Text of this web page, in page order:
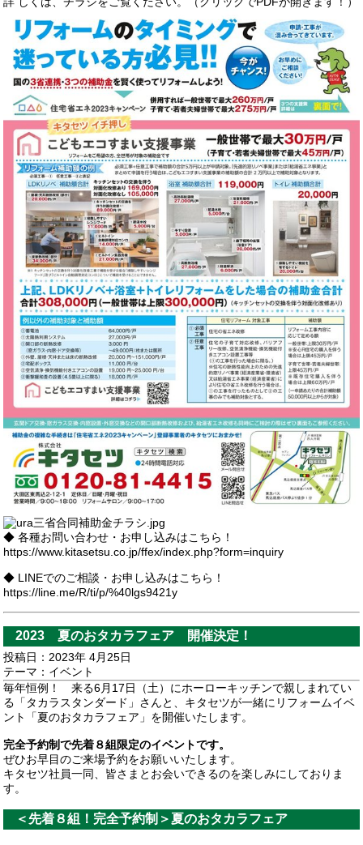
◆ 各種お問い合わせ・お申し込みはこちら！
https://www.kitasetsu.co.jp/ffex/index.php?form=inquiry
◆ LINEでのご相談・お申し込みはこちら！
https://line.me/R/ti/p/%40lgs9421y
2023 夏のおタカラフェア 開催決定！
投稿日：2023年 4月25日
テーマ： イベント
毎年恒例！ 来る6月17日（土）にホーローキッチンで親しまれてい
る「タカラスタンダード」さんと、キタセツが一緒にリフォームイベ
ント「夏のおタカラフェア」を開催いたします。
完全予約制で先着８組限定のイベントです。
ぜひお早目のご来場予約をお願いいたします。
キタセツ社員一同、皆さまとお会いできるのを楽しみにしておりま
す。
＜先着８組！完全予約制＞夏のおタカラフェア